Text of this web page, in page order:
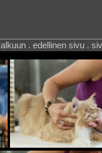
alkuun . edellinen sivu .